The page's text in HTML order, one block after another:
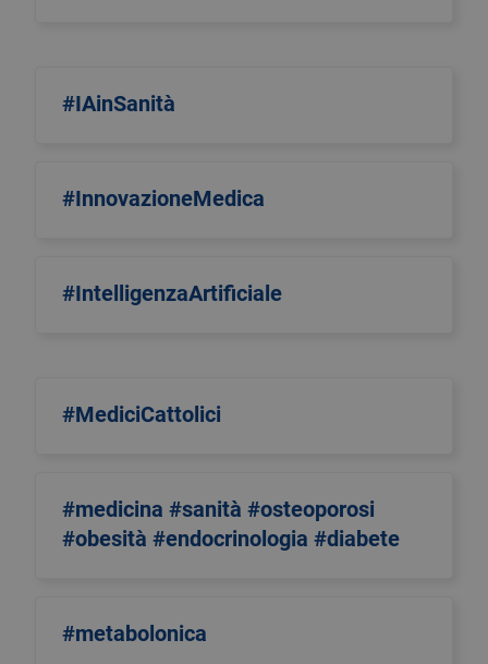
#IAinSanità
#InnovazioneMedica
#IntelligenzaArtificiale
#MediciCattolici
#medicina #sanità #osteoporosi
#obesità #endocrinologia #diabete
#metabolonica